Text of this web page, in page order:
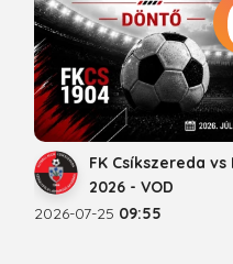
FK Csíkszereda
2026 - VOD
2026-07-25 09:55